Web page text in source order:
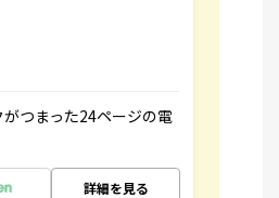
つまった24ページの電
詳細を見る